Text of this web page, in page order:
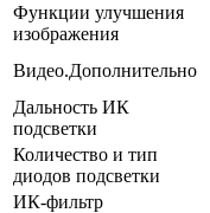
Функции улучшения
изображения
Видео.Дополнительно
Дальность ИК
подсветки
Количество и тип
диодов подсветки
ИК-фильтр